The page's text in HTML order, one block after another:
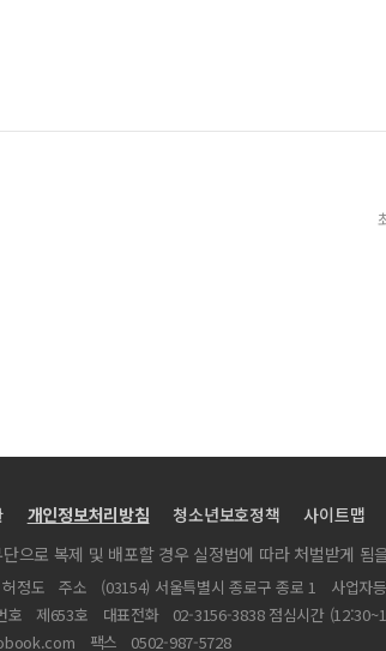
개인정보처리방침 청소년보호정책
사이트맵
으로 복제 및 배포할 경우 실정법에 따라 처벌받게 됨
허정도 주소 (03154) 서울특별시 종로구 종로 1 사업자
호 제653호 대표전화
02-3156-3838 점심시간
팩스 0502-987-5728